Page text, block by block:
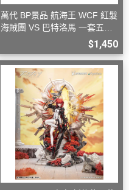
萬代 BP景品 航海王 WCF 紅髮
海賊團 VS 巴特洛馬 一套五款
$1,450